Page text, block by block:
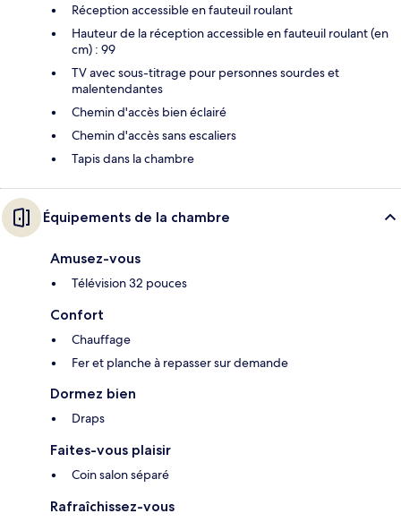
Réception accessible en fauteuil roulant
Hauteur de la réception accessible en fauteuil roulant (en
cm) : 99
TV avec sous-titrage pour personnes sourdes et
malentendantes
Chemin d'accès bien éclairé
Chemin d'accès sans escaliers
Tapis dans la chambre
Équipements de la chambre
Amusez-vous
Télévision 32 pouces
Confort
Chauffage
Fer et planche à repasser sur demande
Dormez bien
Draps
Faites-vous plaisir
Coin salon séparé
Rafraîchissez-vous